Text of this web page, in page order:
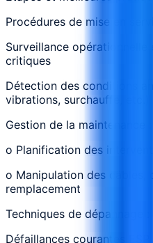
Procédures de mise en
Surveillance
critiques
Détection des conditions
vibrations, surchauffe, etc.)
Gestion de la maintenance :
o Planification des
o Manipulation des câbles,
remplacement
Techniques de dépannage
Défaillances courantes